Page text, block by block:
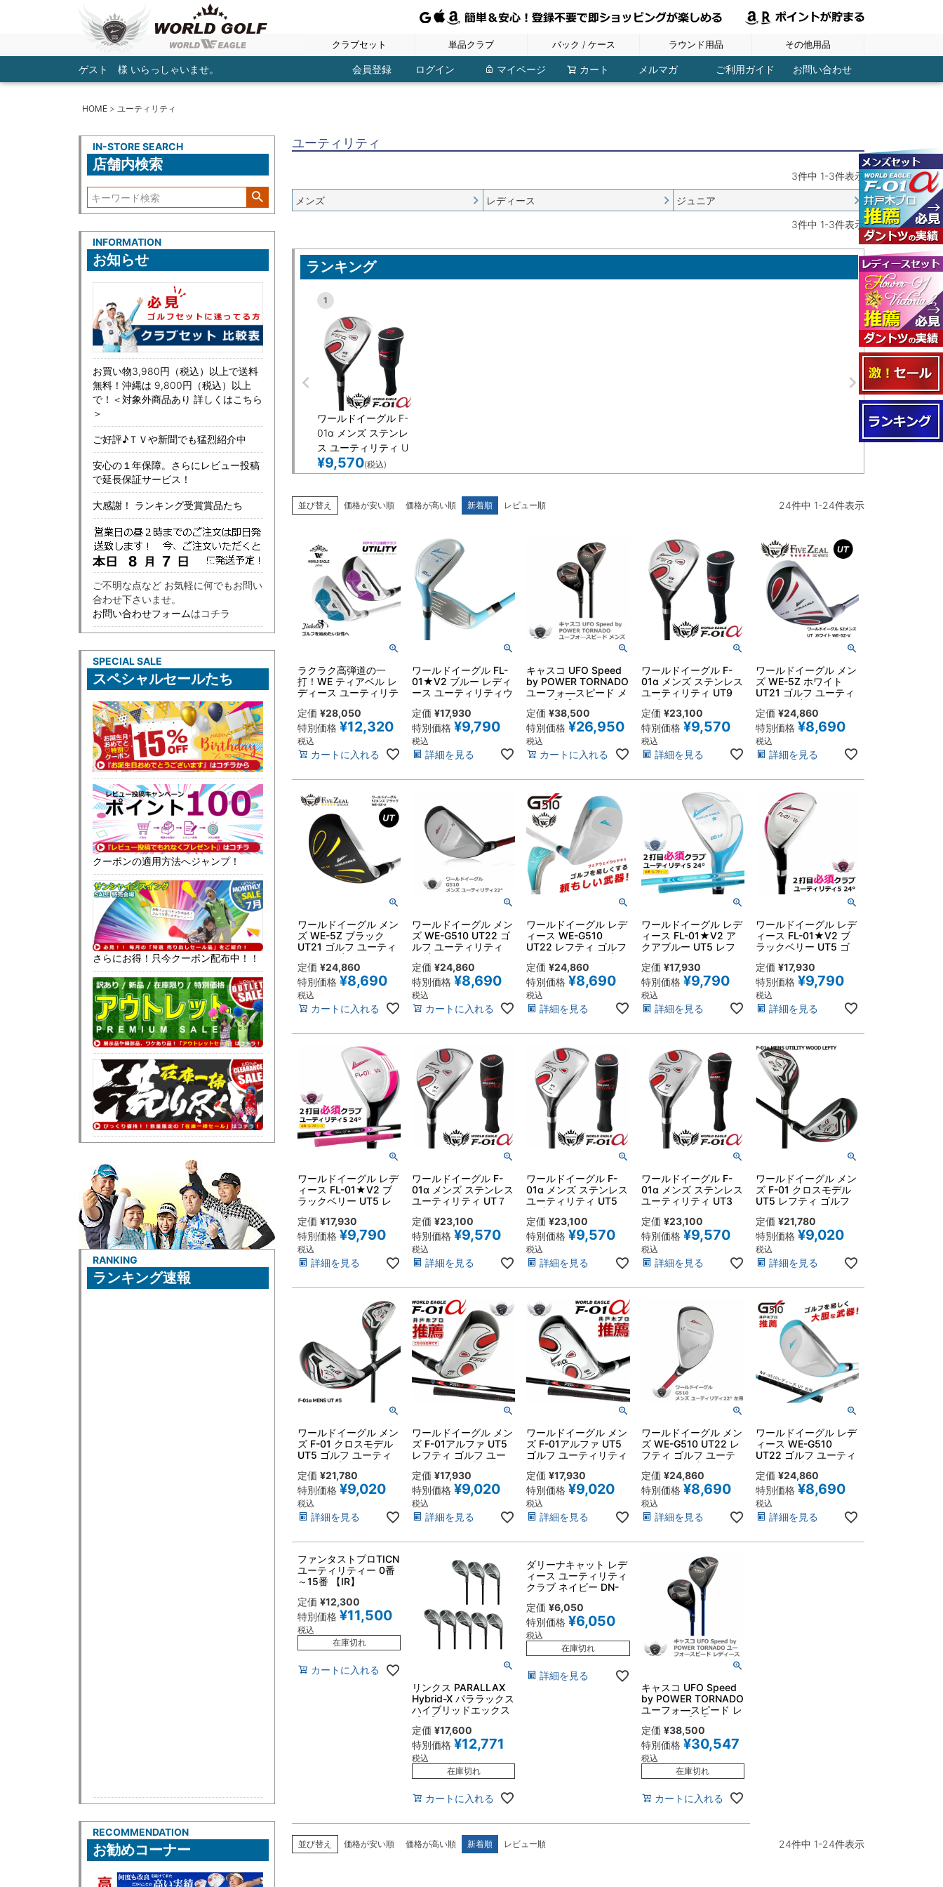
クラブセット
メンズ
レディース
ジュニア
単品クラブ
ドライバー メンズ
レディース
ジュニア
フェアウェイウッド メンズ
レディース
ジュニア
ユーティリティ メンズ
レディース
ジュニア
アイアン メンズ
レディース
ジュニア
ウェッジ・チッパー メンズ
レディース
メンズ
レディース
ジュニア
バック / ケース
メンズバッグ
レディースバッグ
ジュニアバッグ
クラブケース
ボストンバッグ
シューズケース
ポーチ・小物入れ
トラベルカバー
その他
ラウンド用品
グローブ
シューズ メンズ
レディース
ヘッドカバー ドライバー用
ＦＷ用
ＵＴ用
アイアン用
ブレード パター用
マレット パター用
ラウンド用品 スコアーカウンター
ティー
ティーホルダー
ディポットツール
パターキャッチャー
ボールケース
マーカー
傘・パラソル
レーザー距離計
GPSナビ
フック付タオル
その他
その他用品
パーツ / メンテ
練習用品
コンペ用品
コース用品
ネームプレート
健康
アウトドア
トレーニング
その他
ゲスト 様 いらっしゃいませ。 マイページ カート メルマガ ご利用ガイド お問い合わせ
会員登録 ログイン
HOME ユーティリティ
IN-STORE SEARCH
店舗内検索
INFORMATION
お知らせ
お買い物3,980円（税込）以上で送料
無料！沖縄は 9,800円（税込）以上
で！＜対象外商品あり 詳しくはこちら
＞
ご好評♪ＴＶや新聞でも猛烈紹介中
安心の１年保障。さらにレビュー投稿
で延長保証サービス！
大感謝！ ランキング受賞賞品たち
ご不明な点など お気軽に何でもお問い
合わせ下さいませ。
お問い合わせフォームはコチラ
SPECIAL SALE
スペシャルセールたち
クーポンの適用方法へジャンプ！
さらにお得！只今クーポン配布中！！
RANKING
ランキング速報
RECOMMENDATION
お勧めコーナー
ユーティリティ
3件中 1-3件表示
メンズ レディース ジュニア
3件中 1-3件表示
ランキング
1
ワールドイーグル F-
01α メンズ ステンレ
ス ユーティリティ U
T9 30度
¥9,570(税込)
並び替え 価格が安い順 価格が高い順 新着順 レビュー順 24件中 1-24件表示
ラクラク高弾道の一
打！WE ティアベル レ
ディース ユーティリテ
定価 ¥28,050
特別価格 ¥12,320
税込
カートに入れる
ワールドイーグル FL-
01★V2 ブルー レディ
ース ユーティリティウ
定価 ¥17,930
特別価格 ¥9,790
税込
詳細を見る
キャスコ UFO Speed
by POWER TORNADO
ユーフォ―スピード メ
ンズ 【IR】
定価 ¥38,500
特別価格 ¥26,950
税込
カートに入れる
ワールドイーグル F-
01α メンズ ステンレス
ユーティリティ UT9
30度
定価 ¥23,100
特別価格 ¥9,570
税込
詳細を見る
ワールドイーグル メン
ズ WE-5Z ホワイト
UT21 ゴルフ ユーティ
リティ21度 右用 フレ
ックスSR スチールシ
ャフト 初心者・中級者
向き
定価 ¥24,860
特別価格 ¥8,690
税込
詳細を見る
ワールドイーグル メン
ズ WE-5Z ブラック
UT21 ゴルフ ユーティ
リティ21度 右用 フレ
ックスSR スチールシ
ャフト 初心者・中級者
向き
定価 ¥24,860
特別価格 ¥8,690
税込
カートに入れる
ワールドイーグル メン
ズ WE-G510 UT22 ゴ
ルフ ユーティリティ
22度 右用 フレックス
R・S カーボンシャフ
ト 専用ヘッドカバー付
き 初心者・中級者向き
定価 ¥24,860
特別価格 ¥8,690
税込
カートに入れる
ワールドイーグル レデ
ィース WE-G510
UT22 レフティ ゴルフ
ユーティリティ22度
左利き用 カーボンシャ
フト 初心者・中級者向
き 爽快な飛距離
定価 ¥24,860
特別価格 ¥8,690
税込
詳細を見る
ワールドイーグル レデ
ィース FL-01★V2 ア
クアブルー UT5 レフ
ティ ゴルフ ユーティ
リティ5番 左利き用 カ
ーボンシャフト 初心者
向き やさしく簡単なク
ラブ
定価 ¥17,930
特別価格 ¥9,790
税込
詳細を見る
ワールドイーグル レデ
ィース FL-01★V2 ブ
ラックベリー UT5 ゴ
番 右用 カーボンシャ
フト 初心者向き やさ
しく簡単なクラブ
定価 ¥17,930
特別価格 ¥9,790
税込
詳細を見る
ワールドイーグル レデ
ィース FL-01★V2 ブ
ラックベリー UT5 レ
フティ ゴルフ ユーテ
ィリティ5番 左利き用
カーボンシャフト 初心
者向き やさしく簡単な
クラブ
定価 ¥17,930
特別価格 ¥9,790
税込
詳細を見る
ワールドイーグル F-
01α メンズ ステンレス
ユーティリティ UT７
２７度
定価 ¥23,100
特別価格 ¥9,570
税込
詳細を見る
ワールドイーグル F-
01α メンズ ステンレス
ユーティリティ UT5
24度
定価 ¥23,100
特別価格 ¥9,570
税込
詳細を見る
ワールドイーグル F-
01α メンズ ステンレス
ユーティリティ UT3
21度
定価 ¥23,100
特別価格 ¥9,570
税込
詳細を見る
ワールドイーグル メン
ズ F-01 クロスモデル
UT5 レフティ ゴルフ
ユーティリティ5番 左
利き用 フレックスR・
S カーボンシャフト 初
心者向き
定価 ¥21,780
特別価格 ¥9,020
税込
詳細を見る
ワールドイーグル メン
ズ F-01 クロスモデル
UT5 ゴルフ ユーティ
リティ5番 右用 フレッ
クスR・S カーボンシ
ャフト 初心者向き
定価 ¥21,780
特別価格 ¥9,020
税込
詳細を見る
ワールドイーグル メン
ズ F-01アルファ UT5
レフティ ゴルフ ユー
ティリティ5番 左利き
用 フレックスR・S カ
ーボンシャフト 初心者
向き やさしく簡単なク
ラブ 頼れるセカンドシ
ョット
定価 ¥17,930
特別価格 ¥9,020
税込
詳細を見る
ワールドイーグル メン
ズ F-01アルファ UT5
ゴルフ ユーティリティ
5番 右用 フレックス
R・S カーボンシャフ
ト 初心者向き
定価 ¥17,930
特別価格 ¥9,020
税込
詳細を見る
ワールドイーグル メン
ズ WE-G510 UT22 レ
フティ ゴルフ ユーテ
ィリティ22度 左利き
用 フレックスR・S カ
ーボンシャフト 初心
者・中級者向き 爽快な
飛距離
定価 ¥24,860
特別価格 ¥8,690
税込
詳細を見る
ワールドイーグル レデ
ィース WE-G510
UT22 ゴルフ ユーティ
リティ22度 右用 カー
ボンシャフト 初心者・
中級者向き 爽快な飛距
離
定価 ¥24,860
特別価格 ¥8,690
税込
詳細を見る
ファンタストプロTICN
ユーティリティー 0番
～15番 【IR】
定価 ¥12,300
特別価格 ¥11,500
税込
在庫切れ
カートに入れる
リンクス PARALLAX
Hybrid-X パララックス
ハイブリッドエックス
【IR】
定価 ¥17,600
特別価格 ¥12,771
税込
在庫切れ
カートに入れる
ダリーナキャット レデ
ィース ユーティリティ
クラブ ネイビー DN-
【IR】
定価 ¥6,050
特別価格 ¥6,050
税込
在庫切れ
詳細を見る
キャスコ UFO Speed
by POWER TORNADO
ユーフォ―スピード レ
ディース 【IR】
定価 ¥38,500
特別価格 ¥30,547
税込
在庫切れ
カートに入れる
並び替え 価格が安い順 価格が高い順 新着順 レビュー順 24件中 1-24件表示